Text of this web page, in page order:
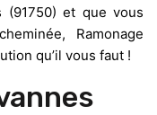
(91750) et que vous
Ramonage
qu’il vous faut !